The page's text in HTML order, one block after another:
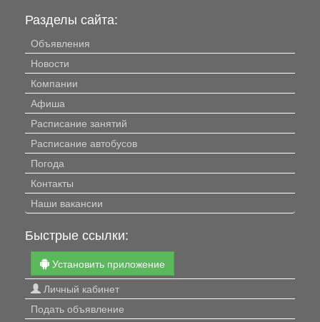
Разделы сайта:
Объявления
Новости
Компании
Афиша
Расписание занятий
Расписание автобусов
Погода
Контакты
Наши вакансии
Быстрые ссылки:
Установить приложение
Личный кабинет
Подать объявление